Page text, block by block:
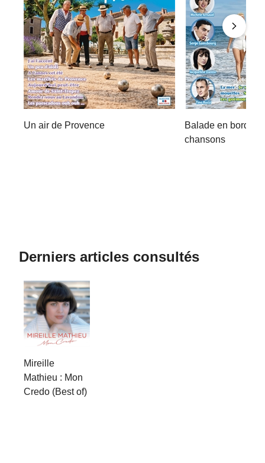
Un air de Provence
Balade en bord de
chansons
Derniers articles consultés
Mireille
Mathieu : Mon
Credo (Best of)